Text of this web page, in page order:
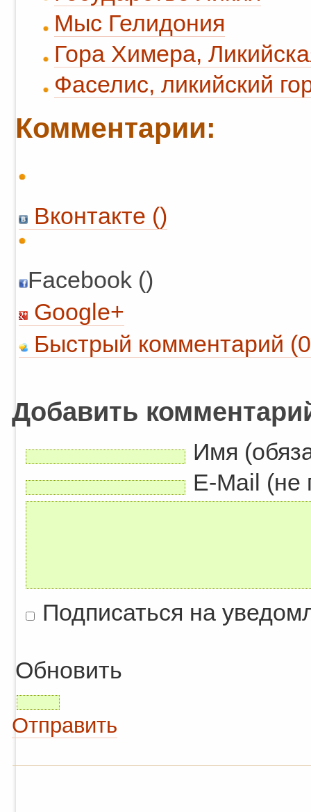
Мыс Гелидония
Гора Химера,
Фаселис, ликийский
Комментарии:
Вконтакте ()
Facebook ()
Google+
Быстрый комментарий
Добавить
Имя
E-Mail (не
Подписаться на
Обновить
Отправить